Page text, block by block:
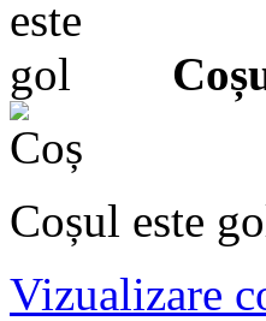
Coșul este
Vizualizare